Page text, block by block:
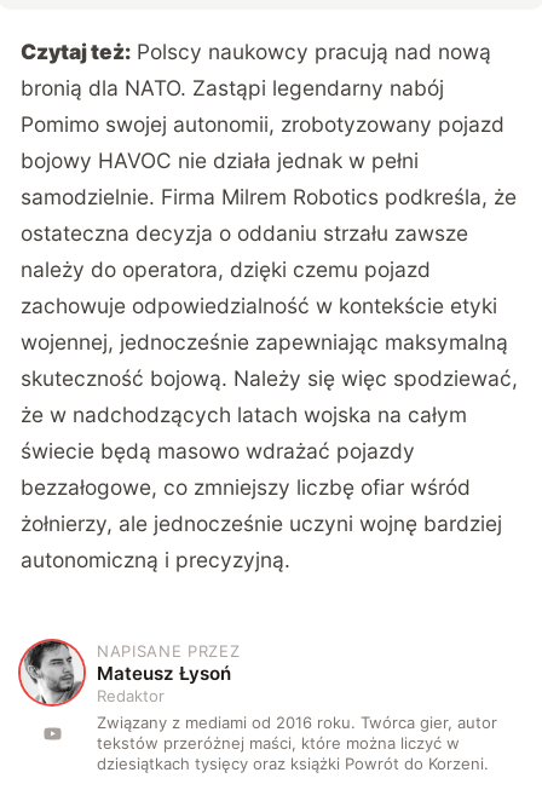
Czytaj też: Polscy naukowcy pracują nad nową
bronią dla NATO. Zastąpi legendarny nabój
Pomimo swojej autonomii, zrobotyzowany pojazd
bojowy HAVOC nie działa jednak w pełni
samodzielnie. Firma Milrem Robotics podkreśla, że
ostateczna decyzja o oddaniu strzału zawsze
należy do operatora, dzięki czemu pojazd
zachowuje odpowiedzialność w kontekście etyki
wojennej, jednocześnie zapewniając maksymalną
skuteczność bojową. Należy się więc spodziewać,
że w nadchodzących latach wojska na całym
świecie będą masowo wdrażać pojazdy
bezzałogowe, co zmniejszy liczbę ofiar wśród
żołnierzy, ale jednocześnie uczyni wojnę bardziej
autonomiczną i precyzyjną.
M
NAPISANE PRZEZ
Mateusz Łysoń
Redaktor
Związany z mediami od 2016 roku. Twórca gier, autor
tekstów przeróżnej maści, które można liczyć w
dziesiątkach tysięcy oraz książki Powrót do Korzeni.